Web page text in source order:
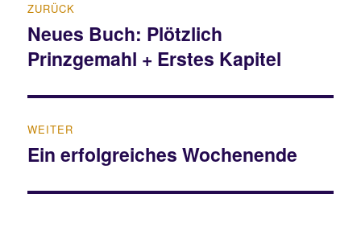
ZURÜCK
Vorheriger
Beitrag:
Neues Buch: Plötzlich
Prinzgemahl + Erstes Kapitel
WEITER
Nächster
Ein erfolgreiches Wochenende